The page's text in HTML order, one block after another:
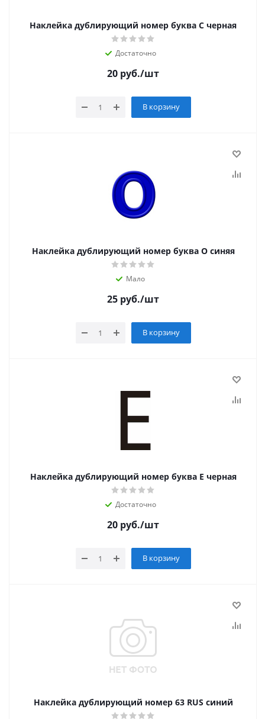
Наклейка дублирующий номер буква С черная
Достаточно
20 руб./шт
В корзину
Наклейка дублирующий номер буква О синяя
Мало
25 руб./шт
В корзину
Наклейка дублирующий номер буква Е черная
Достаточно
20 руб./шт
В корзину
Наклейка дублирующий номер 63 RUS синий